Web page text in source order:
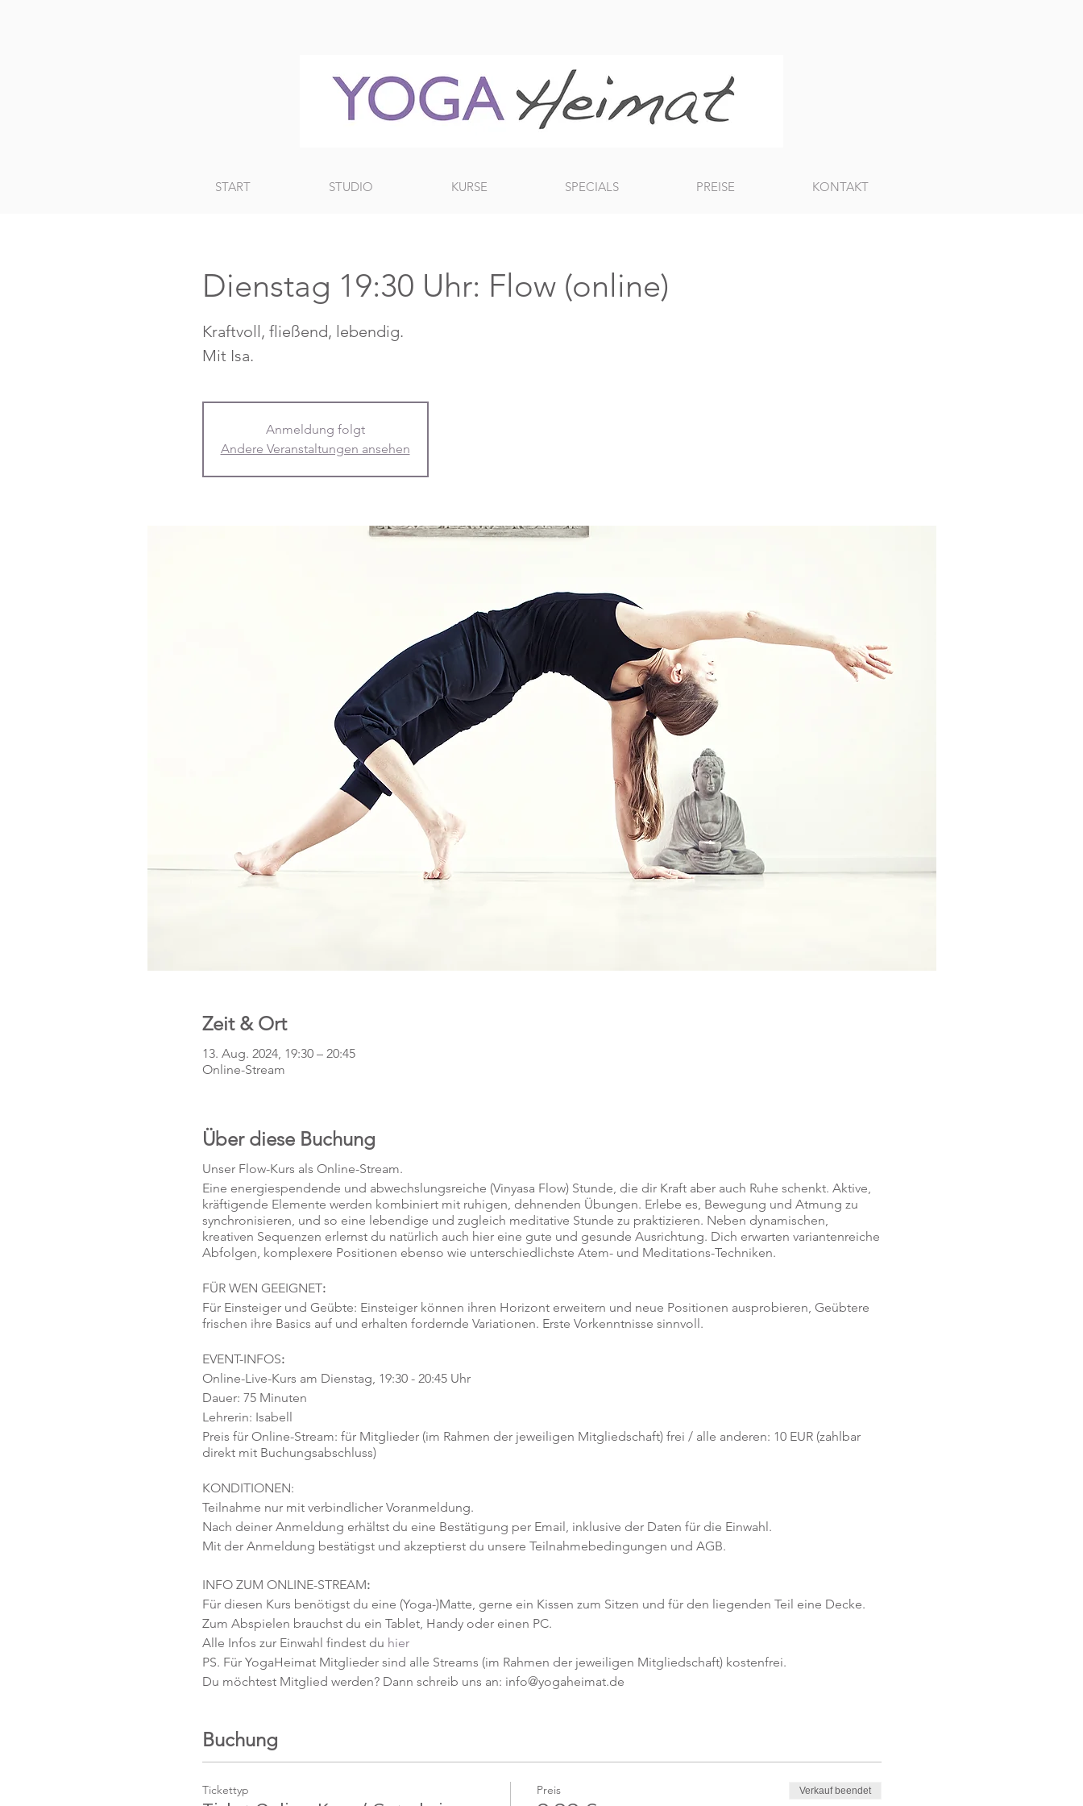
START STUDIO KURSE SPECIALS PREISE KONTAKT
Dienstag 19:30 Uhr: Flow (online)
Kraftvoll, fließend, lebendig.
Mit Isa.
Anmeldung folgt
Andere Veranstaltungen ansehen
Zeit & Ort
13. Aug. 2024, 19:30 – 20:45
Online-Stream
Über diese Buchung
Unser Flow-Kurs als Online-Stream.
Eine energiespendende und abwechslungsreiche (Vinyasa Flow) Stunde, die dir Kraft aber auch Ruhe schenkt. Aktive,
kräftigende Elemente werden kombiniert mit ruhigen, dehnenden Übungen. Erlebe es, Bewegung und Atmung zu
synchronisieren, und so eine lebendige und zugleich meditative Stunde zu praktizieren. Neben dynamischen,
kreativen Sequenzen erlernst du natürlich auch hier eine gute und gesunde Ausrichtung. Dich erwarten variantenreiche
Abfolgen, komplexere Positionen ebenso wie unterschiedlichste Atem- und Meditations-Techniken.
FÜR WEN GEEIGNET:
Für Einsteiger und Geübte: Einsteiger können ihren Horizont erweitern und neue Positionen ausprobieren, Geübtere
frischen ihre Basics auf und erhalten fordernde Variationen. Erste Vorkenntnisse sinnvoll.
EVENT-INFOS:
Online-Live-Kurs am Dienstag, 19:30 - 20:45 Uhr
Dauer: 75 Minuten
Lehrerin: Isabell
Preis für Online-Stream: für Mitglieder (im Rahmen der jeweiligen Mitgliedschaft) frei / alle anderen: 10 EUR (zahlbar
direkt mit Buchungsabschluss)
KONDITIONEN:
Teilnahme nur mit verbindlicher Voranmeldung.
Nach deiner Anmeldung erhältst du eine Bestätigung per Email, inklusive der Daten für die Einwahl.
Mit der Anmeldung bestätigst und akzeptierst du unsere Teilnahmebedingungen und AGB.
INFO ZUM ONLINE-STREAM:
Für diesen Kurs benötigst du eine (Yoga-)Matte, gerne ein Kissen zum Sitzen und für den liegenden Teil eine Decke.
Zum Abspielen brauchst du ein Tablet, Handy oder einen PC.
Alle Infos zur Einwahl findest du hier
PS. Für YogaHeimat Mitglieder sind alle Streams (im Rahmen der jeweiligen Mitgliedschaft) kostenfrei.
Du möchtest Mitglied werden? Dann schreib uns an: info@yogaheimat.de
Buchung
Tickettyp Preis Verkauf beendet